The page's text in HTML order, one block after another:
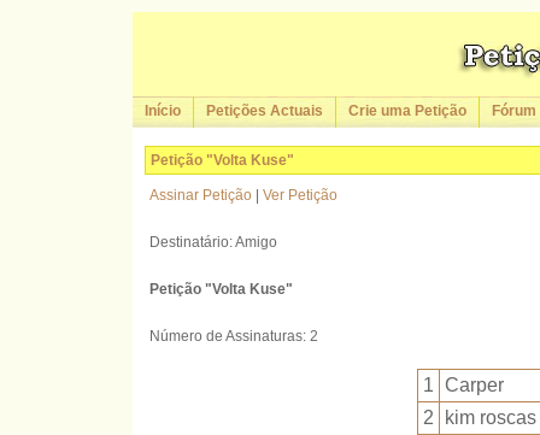
Início Petições Actuais Crie uma Petição Fórum
Petição "Volta Kuse"
Assinar Petição Ver Petição
Destinatário: Amigo
Petição "Volta Kuse"
Número de Assinaturas: 2
1 Carper
2
kim roscas